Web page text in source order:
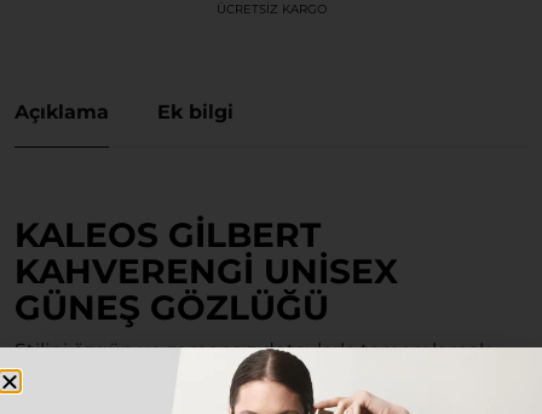
ÜCRETSIZ KARGO
Açıklama Ek bilgi
KALEOS GILBERT
KAHVERENGI UNISEX
GÜNEŞ GÖZLÜĞÜ
Stilini özgün ve zamansız detaylarla tamamlamak
isteyen herkes için tasarlanan bu özel model, hem
klasik hem de modern kombinlerinizin vazgeçilmez